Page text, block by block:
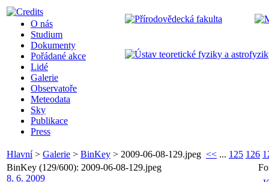
O nás
Studium
Dokumenty
Pořádané akce
Lidé
Galerie
Observatoře
Meteodata
Sky
Publikace
Press
Hlavní> Galerie > BinKey > 2009-06-08-129.jpeg << ... 125 126
BinKey (129/600): 2009-06-08-129.jpeg
8. 6. 2009